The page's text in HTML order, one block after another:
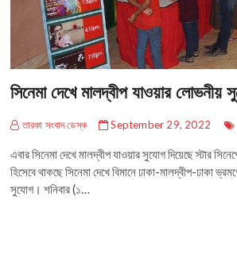
সিনেমা দেখে মালদ্বীপ যাওয়ার লোভনীয়
তারকা সংবাদ ডেস্ক September 29, 2022
এবার সিনেমা দেখে মালদ্বীপ যাওয়ার সুযোগ দিয়েছে স্টার
হিসেবে থাকছে সিনেমা দেখে বিমানে ঢাকা-মালদ্বীপ-ঢাকা
সুযোগ। শনিবার (১…